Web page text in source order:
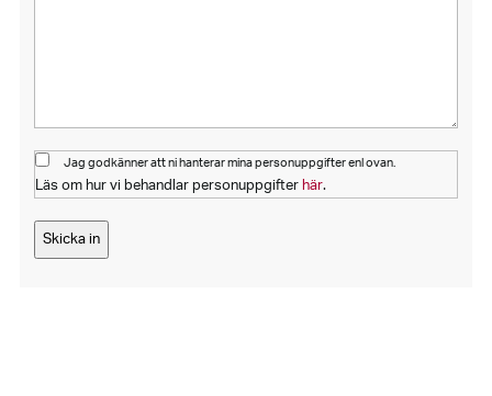
Jag godkänner att ni hanterar mina personuppgifter enl ovan.
Läs om hur vi behandlar personuppgifterhär.
Skicka in